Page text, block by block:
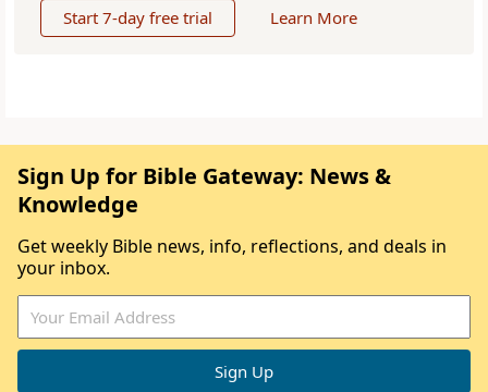
Start 7-day free trial Learn More
Sign Up for Bible Gateway: News &
Knowledge
Get weekly Bible news, info, reflections, and deals in
your inbox.